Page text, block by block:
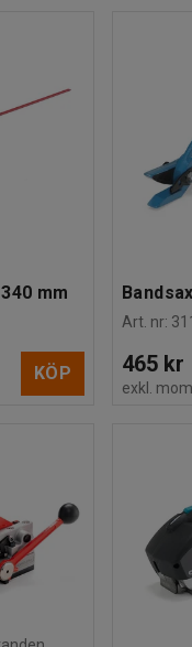
mm
KÖP
Art. nr:
465 kr
exkl.